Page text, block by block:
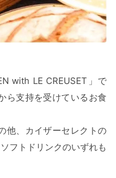
with LE CREUSET」で
ら支持を受けているお食
他、カイザーセレクトの
フトドリンクのいずれも